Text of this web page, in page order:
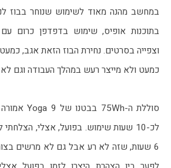
כמעט ולא מייצר רעש במהלך העבודה וגם